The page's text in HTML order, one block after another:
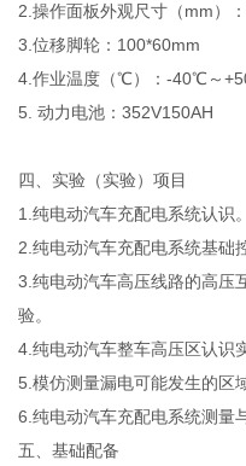
2.操作面板外观尺寸（mm）
3.位移脚轮：100*60mm
4.作业温度（℃）：-40℃～
5. 动力电池：352V150AH
四、实验（实验）项目
1.纯电动汽车充配电系统认识。
2.纯电动汽车充配电系统基础
3.纯电动汽车高压线路的高压
验。
4.纯电动汽车整车高压区认识
5.模仿测量漏电可能发生的区
6.纯电动汽车充配电系统测量
五、基础配备